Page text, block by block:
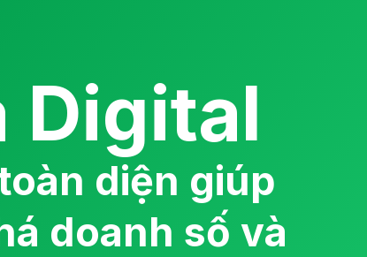
Digital
diện giúp
doanh số và